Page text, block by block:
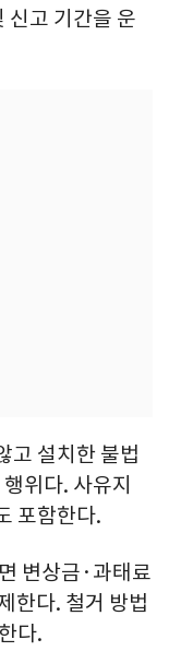
신고 기간을 운
고 설치한 불법
위다. 사유지
포함한다.
변상금·과태료
한다. 철거 방법
다.